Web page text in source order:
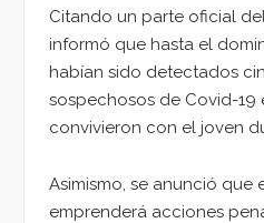
Citando un parte oficial
informó que hasta el
habían sido detectados
sospechosos de Covid-19
convivieron con el joven
Asimismo, se anunció que
emprenderá acciones